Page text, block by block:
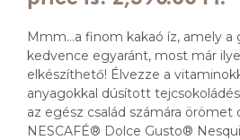
Mmm…a finom kakaó íz, amely a
kedvence egyaránt, most már
elkészíthető! Élvezze a
anyagokkal dúsított
az egész család számára örömet
NESCAFÉ® Dolce Gusto®